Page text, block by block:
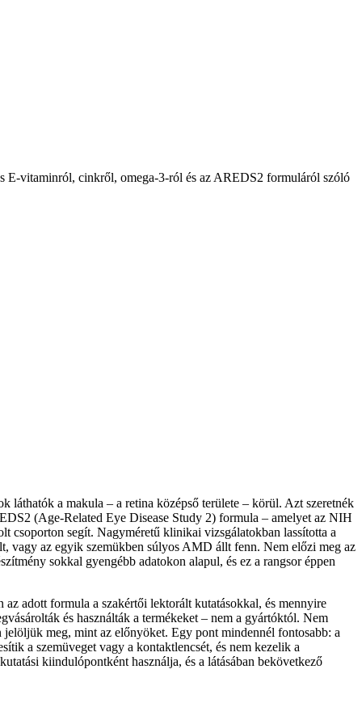
E-vitaminról, cinkről, omega-3-ról és az AREDS2 formuláról szóló
láthatók a makula – a retina középső területe – körül. Azt szeretnék
(Age-Related Eye Disease Study 2) formula – amelyet az NIH
csoporton segít. Nagyméretű klinikai vizsgálatokban lassította a
vagy az egyik szemükben súlyos AMD állt fenn. Nem előzi meg az
sokkal gyengébb adatokon alapul, és ez a rangsor éppen
adott formula a szakértői lektorált kutatásokkal, és mennyire
és használták a termékeket – nem a gyártóktól. Nem
meg, mint az előnyöket. Egy pont mindennél fontosabb: a
a szemüveget vagy a kontaktlencsét, és nem kezelik a
kiindulópontként használja, és a látásában bekövetkező